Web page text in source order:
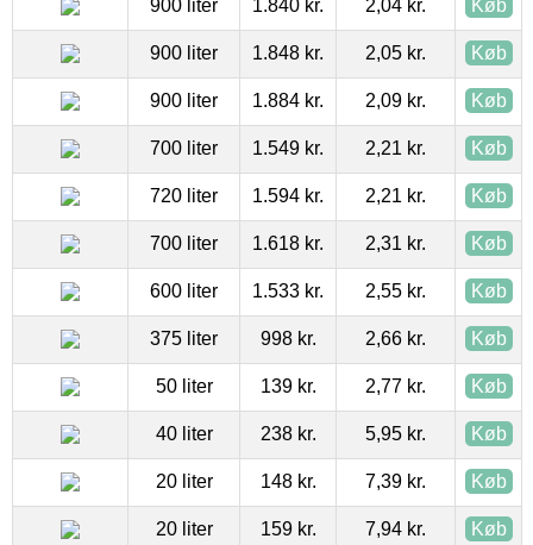
900 liter 1.840 kr. 2,04 kr. Køb
900 liter 1.848 kr. 2,05 kr. Køb
900 liter 1.884 kr. 2,09 kr. Køb
700 liter 1.549 kr. 2,21 kr. Køb
720 liter 1.594 kr. 2,21 kr. Køb
700 liter 1.618 kr. 2,31 kr. Køb
600 liter 1.533 kr. 2,55 kr. Køb
375 liter 998 kr. 2,66 kr. Køb
50 liter 139 kr. 2,77 kr. Køb
40 liter 238 kr. 5,95 kr. Køb
20 liter 148 kr. 7,39 kr. Køb
20 liter 159 kr. 7,94 kr. Køb